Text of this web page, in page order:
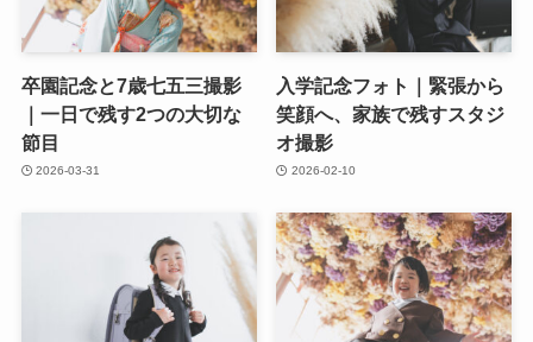
卒園記念と7歳七五三撮影
｜一日で残す2つの大切な
節目
2026-03-31
入学記念フォト｜緊張から
笑顔へ、家族で残すスタジ
オ撮影
2026-02-10